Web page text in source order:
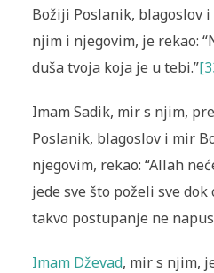
Božiji Poslanik, blagoslov
njim i njegovim, je rekao:
duša tvoja koja je u tebi.”
Imam Sadik, mir s njim,
Poslanik, blagoslov i mir
njegovim, rekao: “Allah
jede sve što poželi sve
takvo postupanje ne
Imam Dževad, mir s njim,